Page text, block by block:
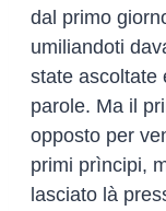
dal primo
umiliandoti
state ascoltate
parole. Ma il
opposto per
primi prìncipi,
lasciato là